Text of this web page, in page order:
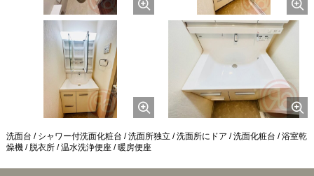
洗面台 / シャワー付洗面化粧台 / 洗面所独立 / 洗面所にドア / 洗面化粧台 / 浴室乾
燥機 / 脱衣所 / 温水洗浄便座 / 暖房便座